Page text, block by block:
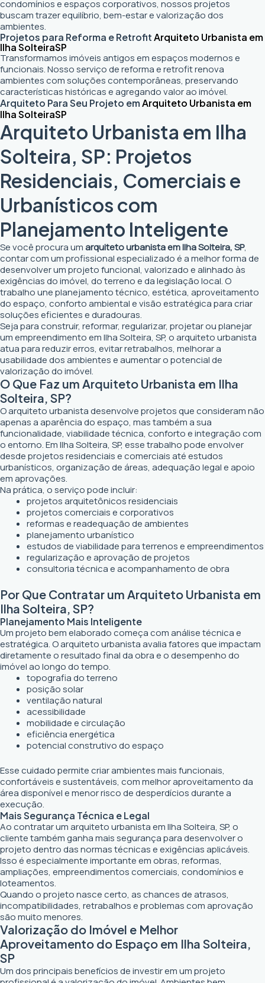
condomínios e espaços corporativos, nossos projetos
buscam trazer equilíbrio, bem-estar e valorização dos
ambientes.
Projetos para Reforma e RetrofitArquiteto Urbanista em
Ilha SolteiraSP
Transformamos imóveis antigos em espaços modernos e
funcionais. Nosso serviço de reforma e retrofit renova
ambientes com soluções contemporâneas, preservando
características históricas e agregando valor ao imóvel.
Arquiteto Para Seu Projeto emArquiteto Urbanista em
Ilha SolteiraSP
Arquiteto Urbanista em Ilha
Solteira, SP: Projetos
Residenciais, Comerciais e
Urbanísticos com
Planejamento Inteligente
Se você procura umarquiteto urbanista em Ilha Solteira, SP,
contar com um profissional especializado é a melhor forma de
desenvolver um projeto funcional, valorizado e alinhado às
exigências do imóvel, do terreno e da legislação local. O
trabalho une planejamento técnico, estética, aproveitamento
do espaço, conforto ambiental e visão estratégica para criar
soluções eficientes e duradouras.
Seja para construir, reformar, regularizar, projetar ou planejar
um empreendimento em Ilha Solteira, SP, o arquiteto urbanista
atua para reduzir erros, evitar retrabalhos, melhorar a
usabilidade dos ambientes e aumentar o potencial de
valorização do imóvel.
O Que Faz um Arquiteto Urbanista em Ilha
Solteira, SP?
O arquiteto urbanista desenvolve projetos que consideram não
apenas a aparência do espaço, mas também a sua
funcionalidade, viabilidade técnica, conforto e integração com
o entorno. Em Ilha Solteira, SP, esse trabalho pode envolver
desde projetos residenciais e comerciais até estudos
urbanísticos, organização de áreas, adequação legal e apoio
em aprovações.
Na prática, o serviço pode incluir:
projetos arquitetônicos residenciais
projetos comerciais e corporativos
reformas e readequação de ambientes
planejamento urbanístico
estudos de viabilidade para terrenos e empreendimentos
regularização e aprovação de projetos
consultoria técnica e acompanhamento de obra
Por Que Contratar um Arquiteto Urbanista em
Ilha Solteira, SP?
Planejamento Mais Inteligente
Um projeto bem elaborado começa com análise técnica e
estratégica. O arquiteto urbanista avalia fatores que impactam
diretamente o resultado final da obra e o desempenho do
imóvel ao longo do tempo.
topografia do terreno
posição solar
ventilação natural
acessibilidade
mobilidade e circulação
eficiência energética
potencial construtivo do espaço
Esse cuidado permite criar ambientes mais funcionais,
confortáveis e sustentáveis, com melhor aproveitamento da
área disponível e menor risco de desperdícios durante a
execução.
Mais Segurança Técnica e Legal
Ao contratar um arquiteto urbanista em Ilha Solteira, SP, o
cliente também ganha mais segurança para desenvolver o
projeto dentro das normas técnicas e exigências aplicáveis.
Isso é especialmente importante em obras, reformas,
ampliações, empreendimentos comerciais, condomínios e
loteamentos.
Quando o projeto nasce certo, as chances de atrasos,
incompatibilidades, retrabalhos e problemas com aprovação
são muito menores.
Valorização do Imóvel e Melhor
Aproveitamento do Espaço em Ilha Solteira,
SP
Um dos principais benefícios de investir em um projeto